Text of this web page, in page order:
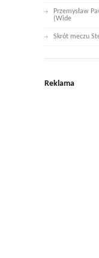
Przemysław
(Wide
Skrót meczu
Reklama